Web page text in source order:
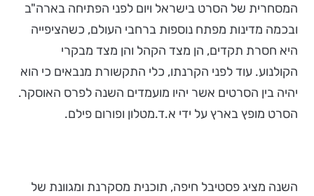
המסחרית של הסרט בישראל ויום לפני הפתיחה בארה"ב
ובכמה מדינות מפתח נוספות ברחבי העולם, כשהציפייה
היא חסרת תקדים, הן מצד הקהל והן מצד מבקרי
הקולנוע. עוד לפני הקרנתו, כלי התקשורת מנבאים כי הוא
יהיה בין הסרטים אשר יהיו מועמדים השנה לפרס האוסקר.
הסרט מופץ בארץ על ידי א.ד.מטלון ופורום פילם.
השנה מציג פסטיבל חיפה, תוכנית מסקרנת ומגוונת של